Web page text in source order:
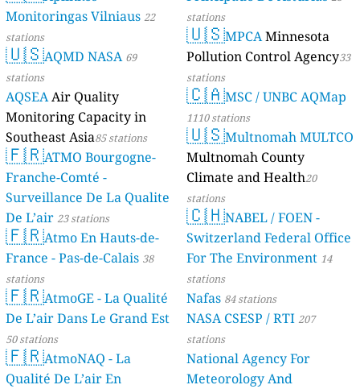
Monitoringas Vilniaus 22
stations
🇺🇸AQMD NASA 69
stations
AQSEAAir Quality
Monitoring Capacity in
Southeast Asia85 stations
🇫🇷ATMO Bourgogne-
Franche-Comté -
Surveillance De La Qualite
De L’air 23 stations
🇫🇷Atmo En Hauts-de-
France - Pas-de-Calais 38
stations
🇫🇷AtmoGE - La Qualité
De L’air Dans Le Grand Est
50 stations
🇫🇷AtmoNAQ - La
Qualité De L’air En
stations
🇺🇸MPCAMinnesota
Pollution Control Agency33
stations
🇨🇦MSC / UNBC AQMap
1110 stations
🇺🇸Multnomah MULTCO
Multnomah County
Climate and Health20
stations
🇨🇭NABEL / FOEN -
Switzerland Federal Office
For The Environment 14
stations
Nafas 84 stations
NASA CSESP / RTI 207
stations
National Agency For
Meteorology And